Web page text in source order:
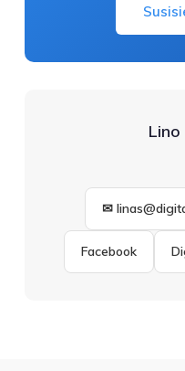
✉
Facebook